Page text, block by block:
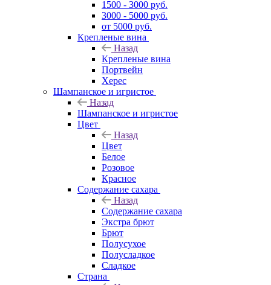
1500 - 3000 руб.
3000 - 5000 руб.
от 5000 руб.
Крепленые вина
Назад
Крепленые вина
Портвейн
Херес
Шампанское и игристое
Назад
Шампанское и игристое
Цвет
Назад
Цвет
Белое
Розовое
Красное
Содержание сахара
Назад
Содержание сахара
Экстра брют
Брют
Полусухое
Полусладкое
Сладкое
Страна